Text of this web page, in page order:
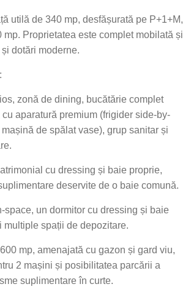
utilă de 340 mp, desfășurată pe P+1+M,
mp. Proprietatea este complet mobilată și
dotări moderne.
zonă de dining, bucătărie complet
aparatură premium (frigider side-by-
de spălat vase), grup sanitar și
cu dressing și baie proprie,
deservite de o baie comună.
space, un dormitor cu dressing și baie
multiple spații de depozitare.
mp, amenajată cu gazon și gard viu,
2 mașini și posibilitatea parcării a
suplimentare în curte.